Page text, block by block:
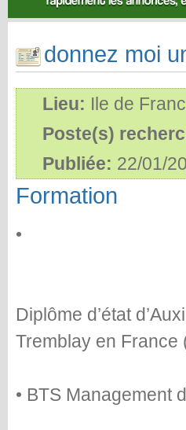
donnez moi
Lieu: Ile de
Poste(s)
Publiée: 22/01/
Formation
•
Diplôme d’état
Tremblay en France
• BTS Management